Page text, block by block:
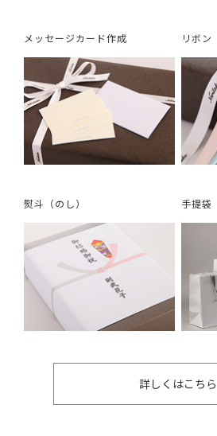
メッセージカード作成 リボン
熨斗（のし） 手提袋
詳しくはこちら